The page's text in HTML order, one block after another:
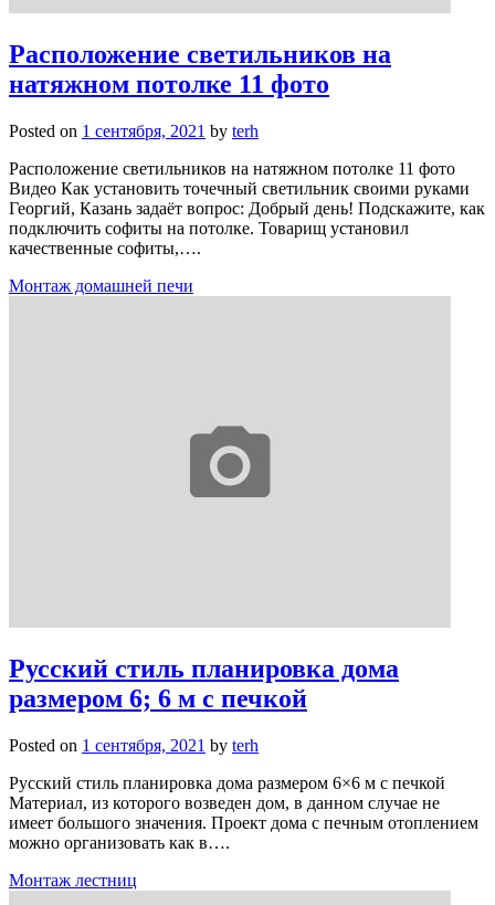
Расположение светильников на
натяжном потолке 11 фото
Posted on 1 сентября, 2021 by terh
Расположение светильников на натяжном потолке 11 фото
Видео Как установить точечный светильник своими руками
Георгий, Казань задаёт вопрос: Добрый день! Подскажите, как
подключить софиты на потолке. Товарищ установил
качественные софиты,….
Монтаж домашней печи
Русский стиль планировка дома
размером 6; 6 м с печкой
Posted on 1 сентября, 2021 by terh
Русский стиль планировка дома размером 6×6 м с печкой
Материал, из которого возведен дом, в данном случае не
имеет большого значения. Проект дома с печным отоплением
можно организовать как в….
Монтаж лестниц